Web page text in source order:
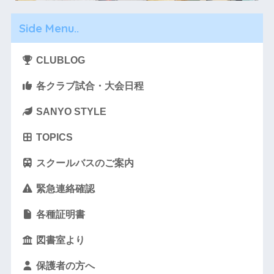
Side Menu..
CLUBLOG
各クラブ試合・大会日程
SANYO STYLE
TOPICS
スクールバスのご案内
緊急連絡確認
各種証明書
図書室より
保護者の方へ